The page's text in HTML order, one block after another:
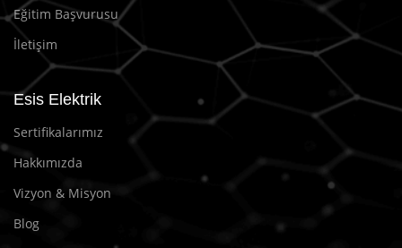
Eğitim Başvurusu
İletişim
Esis Elektrik
Sertifikalarımız
Hakkımızda
Vizyon & Misyon
Blog